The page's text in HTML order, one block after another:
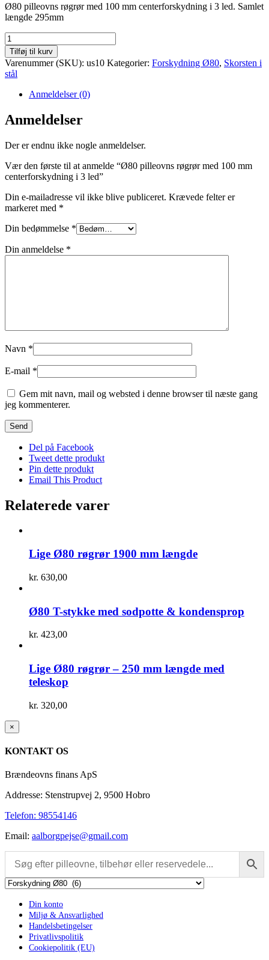
Ø80 pilleovns røgrør med 100 mm centerforskydning i 3 led. Samlet
længde 295mm
Ø80
pilleovns
røgrør
med
100
centerforskydning
3
antal
Tilføj til kurv
Varenummer (SKU): us10 Kategorier: Forskydning Ø80, Skorsten i
stål
Anmeldelser (0)
Anmeldelser
Der er endnu ikke nogle anmeldelser.
Vær den første til at anmelde “Ø80 pilleovns røgrør med 100 mm
centerforskydning i 3 led”
Din e-mailadresse vil ikke blive publiceret. Krævede felter er
markeret med *
Din bedømmelse *
Din anmeldelse *
Navn *
E-mail *
Gem mit navn, mail og websted i denne browser til næste gang
jeg kommenterer.
Del på Facebook
Tweet dette produkt
Pin dette produkt
Email This Product
Relaterede varer
Lige Ø80 røgrør 1900 mm længde
kr. 630,00
Ø80 T-stykke med sodpotte & kondensprop
kr. 423,00
Lige Ø80 røgrør – 250 mm længde med
teleskop
kr. 320,00
Close
product
view
×
KONTAKT OS
Brændeovns finans ApS
Addresse: Stenstrupvej 2, 9500 Hobro
Telefon: 98554146
Email: aalborgpejse@gmail.com
Din konto
Miljø & Ansvarlighed
Handelsbetingelser
Privatlivspolitik
Cookiepolitik (EU)